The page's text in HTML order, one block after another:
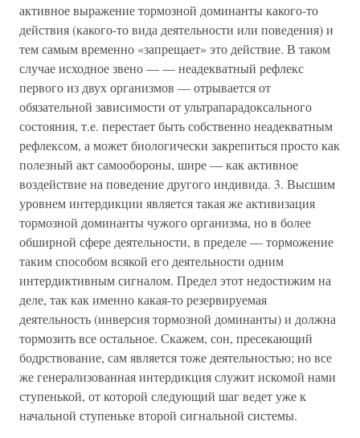
активное выражение тормозной доминанты какого-то
действия (какого-то вида деятельности или поведения) и
тем самым временно «запрещает» это действие. В таком
случае исходное звено — — неадекватный рефлекс
первого из двух организмов — отрывается от
обязательной зависимости от ультрапарадоксального
состояния, т.е. перестает быть собственно неадекватным
рефлексом, а может биологически закрепиться просто как
полезный акт самообороны, шире — как активное
воздействие на поведение другого индивида. 3. Высшим
уровнем интердикции является такая же активизация
тормозной доминанты чужого организма, но в более
обширной сфере деятельности, в пределе — торможение
таким способом всякой его деятельности одним
интердиктивным сигналом. Предел этот недостижим на
деле, так как именно какая-то резервируемая
деятельность (инверсия тормозной доминанты) и должна
тормозить все остальное. Скажем, сон, пресекающий
бодрствование, сам является тоже деятельностью; но все
же генерализованная интердикция служит искомой нами
ступенькой, от которой следующий шаг ведет уже к
начальной ступеньке второй сигнальной системы.